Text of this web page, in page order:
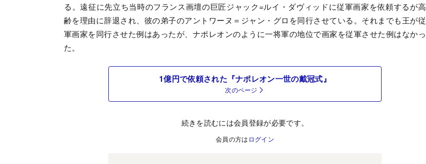
る。遠征に先立ち当時のフランス画壇の巨匠ジャック=ルイ・ダヴィッドに従軍画家を依頼するが高
齢を理由に辞退され、彼の弟子のアントワーヌ＝ジャン・グロを同行させている。それまでも王が従
軍画家を同行させた例はあったが、ナポレオンのように一将軍の地位で画家を従軍させた例はなかっ
た。
1億円で依頼された『ナポレオン一世の戴冠式』
次のページ
続きを読むには会員登録が必要です。
会員の方は ログイン